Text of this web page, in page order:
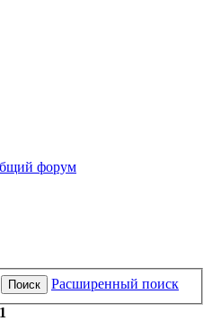
форум
Поиск
Расширенный поиск
1